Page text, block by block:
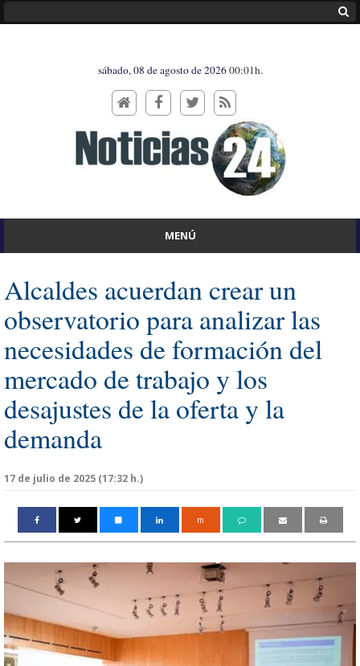
sábado, 08 de agosto de 202600:01h.
MENÚ
Alcaldes acuerdan crear un
observatorio para analizar las
necesidades de formación del
mercado de trabajo y los
desajustes de la oferta y la
demanda
17 de julio de 2025 (17:32 h.)
m